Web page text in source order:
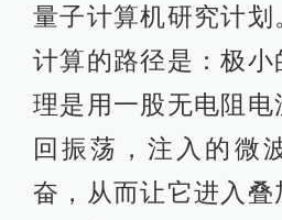
量子计算机研究计
计算的路径是：极
理是用一股无电阻
回振荡，注入的微
奋，从而让它进入